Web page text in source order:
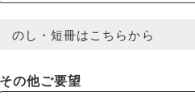
のし・短冊はこちらから
その他ご要望